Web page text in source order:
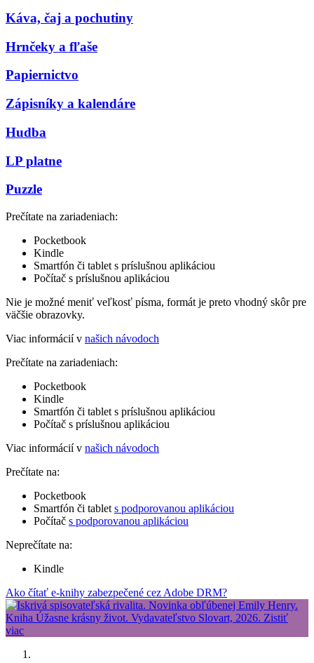
Káva, čaj a pochutiny
Hrnčeky a fľaše
Papiernictvo
Zápisníky a kalendáre
Hudba
LP platne
Puzzle
Prečítate na zariadeniach:
Pocketbook
Kindle
Smartfón či tablet s príslušnou aplikáciou
Počítač s príslušnou aplikáciou
Nie je možné meniť veľkosť písma, formát je preto vhodný skôr pre
väčšie obrazovky.
Viac informácií v našich návodoch
Prečítate na zariadeniach:
Pocketbook
Kindle
Smartfón či tablet s príslušnou aplikáciou
Počítač s príslušnou aplikáciou
Viac informácií v našich návodoch
Prečítate na:
Pocketbook
Smartfón či tablet s podporovanou aplikáciou
Počítač s podporovanou aplikáciou
Neprečítate na:
Kindle
Ako čítať e-knihy zabezpečené cez Adobe DRM?